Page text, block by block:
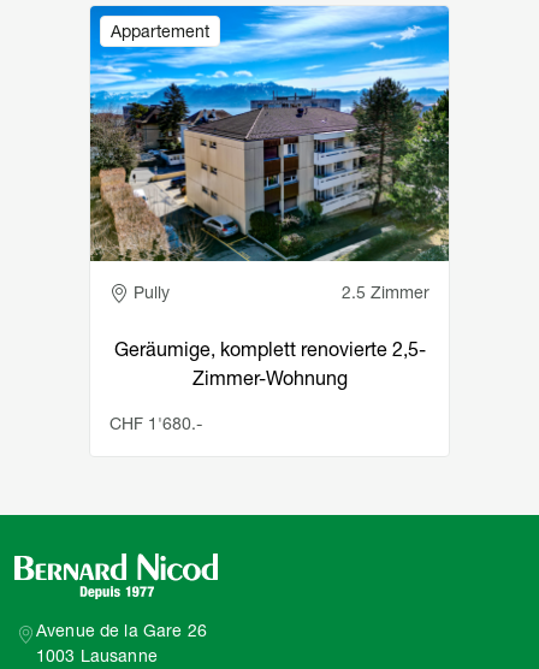
Appartement
Image
Pully 2.5 Zimmer
Geräumige, komplett renovierte 2,5-
Zimmer-Wohnung
CHF 1'680.-
Avenue de la Gare 26
1003 Lausanne